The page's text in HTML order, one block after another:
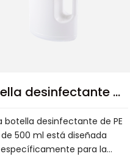
Presentamos la sencilla y
elegante botella pulverizadora
PE de 500 ml, una opción